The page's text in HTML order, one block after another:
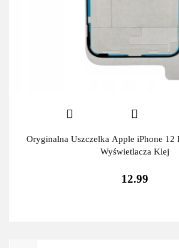
Oryginalna Uszczelka Apple iPhone 12
Wyświetlacza Klej
12.99